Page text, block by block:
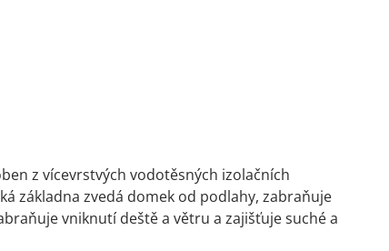
z vícevrstvých vodotěsných izolačních
základna zvedá domek od podlahy, zabraňuje
vniknutí deště a větru a zajišťuje suché a